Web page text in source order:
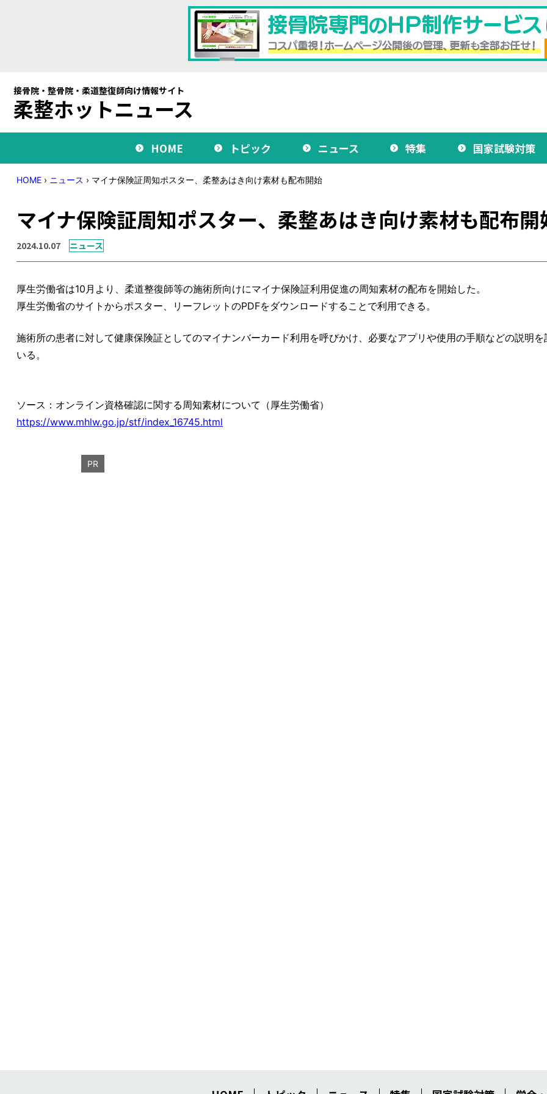
接骨院・整骨院・柔道整復師向け情報サイト
柔整ホットニュース
HOME トピック ニュース 特集 国家試験対策
HOME › ニュース › マイナ保険証周知ポスター、柔整あはき向け素材も配布開始
マイナ保険証周知ポスター、柔整あはき向け素材も配布開
2024.10.07 ニュース
厚生労働省は10月より、柔道整復師等の施術所向けにマイナ保険証利用促進の周知素材の配布を開始した。
厚生労働省のサイトからポスター、リーフレットのPDFをダウンロードすることで利用できる。
施術所の患者に対して健康保険証としてのマイナンバーカード利用を呼びかけ、必要なアプリや使用の手順などの説明を
いる。
ソース：オンライン資格確認に関する周知素材について（厚生労働省）
https://www.mhlw.go.jp/stf/index_16745.html
PR